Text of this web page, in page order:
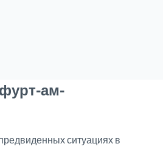
ам-
ситуациях в